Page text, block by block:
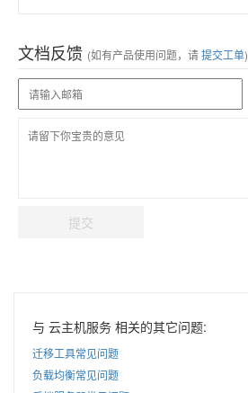
文档反馈 (如有产品使用问题，请提交工单)
提交
与 云主机服务 相关的其它问题:
迁移工具常见问题
负载均衡常见问题